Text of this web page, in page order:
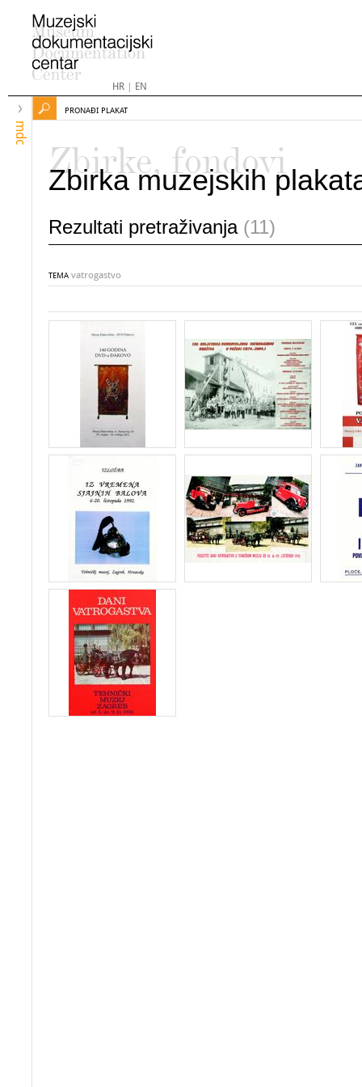
HR| EN
mdc
PRONAĐI PLAKAT
Zbirke, fondovi
Zbirka muzejskih
Rezultati pretraživanja (11)
TEMA vatrogastvo